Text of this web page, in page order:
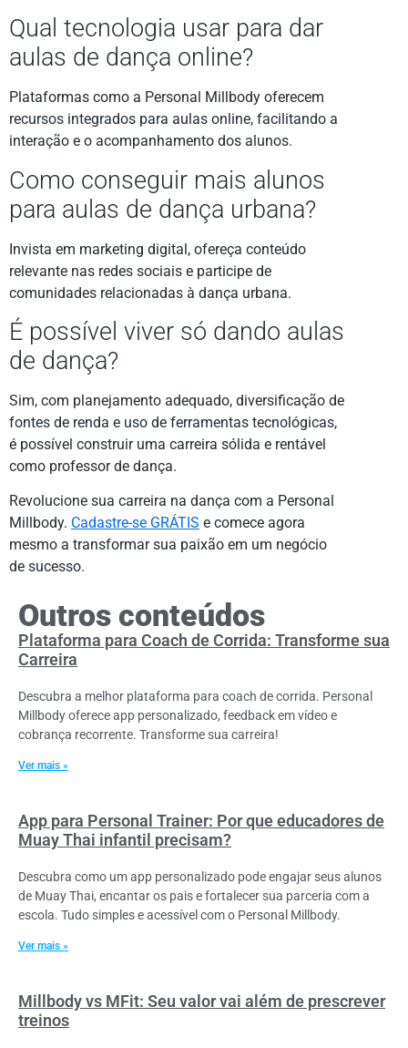
Qual tecnologia usar para dar
aulas de dança online?
Plataformas como a Personal Millbody oferecem
recursos integrados para aulas online, facilitando a
interação e o acompanhamento dos alunos.
Como conseguir mais alunos
para aulas de dança urbana?
Invista em marketing digital, ofereça conteúdo
relevante nas redes sociais e participe de
comunidades relacionadas à dança urbana.
É possível viver só dando aulas
de dança?
Sim, com planejamento adequado, diversificação de
fontes de renda e uso de ferramentas tecnológicas,
é possível construir uma carreira sólida e rentável
como professor de dança.
Revolucione sua carreira na dança com a Personal
Millbody. Cadastre-se GRÁTIS e comece agora
mesmo a transformar sua paixão em um negócio
de sucesso.
Outros conteúdos
Plataforma para Coach de Corrida: Transforme sua
Carreira
Descubra a melhor plataforma para coach de corrida. Personal
Millbody oferece app personalizado, feedback em vídeo e
cobrança recorrente. Transforme sua carreira!
Ver mais »
App para Personal Trainer: Por que educadores de
Muay Thai infantil precisam?
Descubra como um app personalizado pode engajar seus alunos
de Muay Thai, encantar os pais e fortalecer sua parceria com a
escola. Tudo simples e acessível com o Personal Millbody.
Ver mais »
Millbody vs MFit: Seu valor vai além de prescrever
treinos